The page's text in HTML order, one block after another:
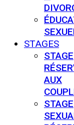
STAGES
STAGE
AUX
STAGE